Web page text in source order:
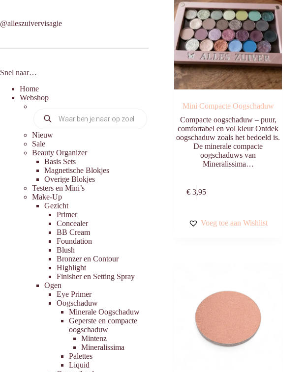
Mini Compacte Oogschaduw
Compacte oogschaduw – puur,
comfortabel en vol kleur Ontdek
oogschaduw zoals het bedoeld is.
De minerale compacte
oogschaduws van
Mineralissima…
€ 3,95
product
variaties.
Voeg toe aan Wishlist
@alleszuivervisagie
Snel naar…
Home
Webshop
zoeken
Nieuw
Sale
Beauty Organizer
Basis Sets
Magnetische Blokjes
Overige Blokjes
Testers en Mini’s
Make-Up
Gezicht
Primer
Concealer
BB Cream
Foundation
Blush
Bronzer en Contour
Highlight
Finisher en Setting Spray
Ogen
Eye Primer
Oogschaduw
Minerale Oogschaduw
Geperste en compacte
oogschaduw
Mintenz
Mineralissima
Palettes
Liquid